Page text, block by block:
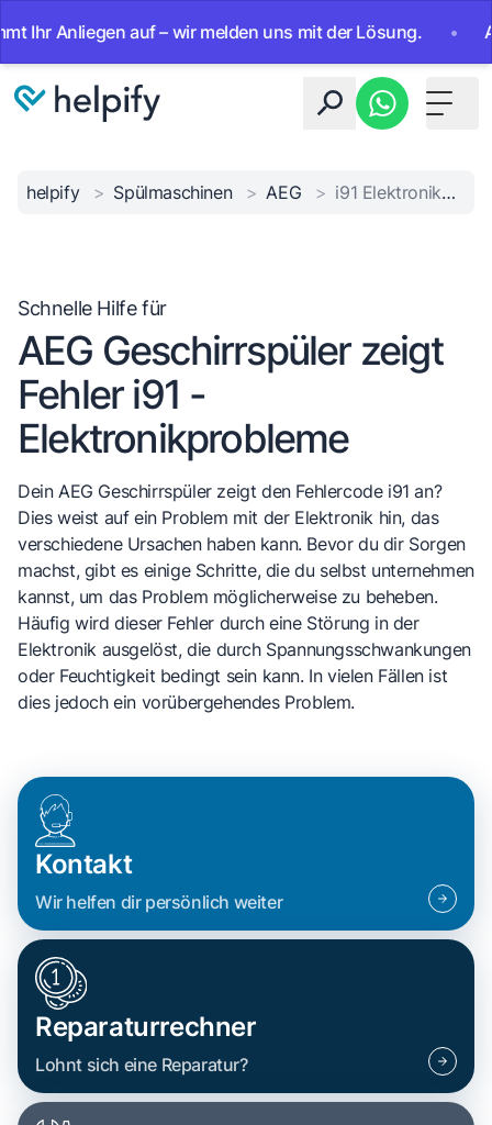
auf – wir melden uns mit der Lösung. • Ab
Toggle
helpify > Spülmaschinen > AEG > i91 Elektronikproblem
Schnelle Hilfe für
AEG Geschirrspüler zeigt
Fehler i91 -
Elektronikprobleme
Dein AEG Geschirrspüler zeigt den Fehlercode i91 an?
Dies weist auf ein Problem mit der Elektronik hin, das
verschiedene Ursachen haben kann. Bevor du dir Sorgen
machst, gibt es einige Schritte, die du selbst unternehmen
kannst, um das Problem möglicherweise zu beheben.
Häufig wird dieser Fehler durch eine Störung in der
Elektronik ausgelöst, die durch Spannungsschwankungen
oder Feuchtigkeit bedingt sein kann. In vielen Fällen ist
dies jedoch ein vorübergehendes Problem.
Kontakt
Wir helfen dir persönlich weiter
Reparaturrechner
Lohnt sich eine Reparatur?